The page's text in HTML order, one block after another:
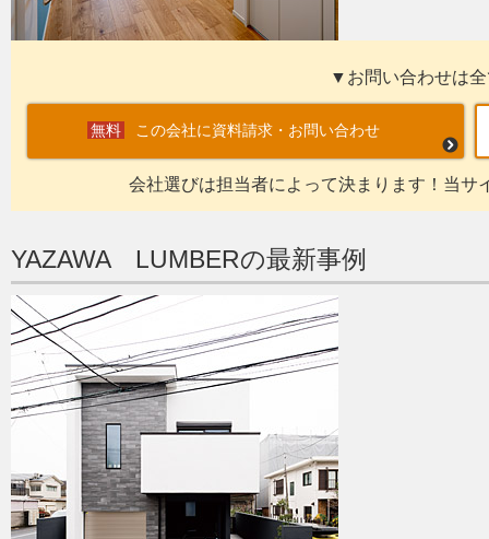
▼お問い合わせは
この会社に資料請求・お問い合わせ
会社選びは担当者によって決まります！当サ
YAZAWA LUMBERの最新事例